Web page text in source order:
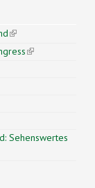
(link is
external)
(link is
Sehenswertes